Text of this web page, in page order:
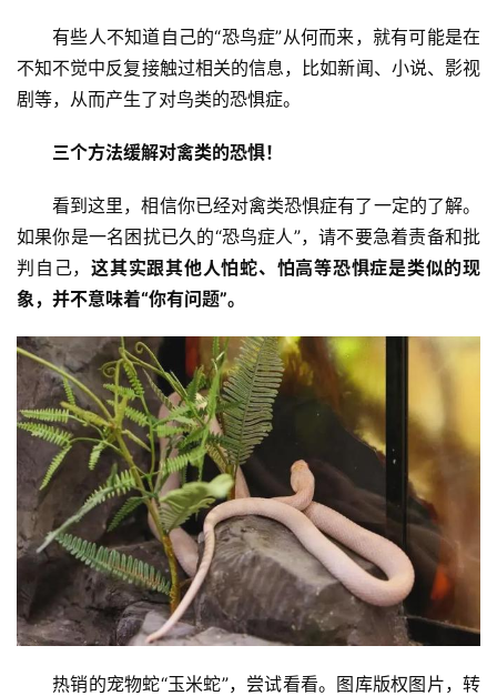
有些人不知道自己的“恐鸟症”从何而来，就有可能是在
不知不觉中反复接触过相关的信息，比如新闻、小说、影视
剧等，从而产生了对鸟类的恐惧症。
三个方法缓解对禽类的恐惧！
看到这里，相信你已经对禽类恐惧症有了一定的了解。
如果你是一名困扰已久的“恐鸟症人”，请不要急着责备和批
判自己， 这其实跟其他人怕蛇、怕高等恐惧症是类似的现
象，并不意味着“你有问题”。
热销的宠物蛇“玉米蛇”，尝试看看。图库版权图片，转